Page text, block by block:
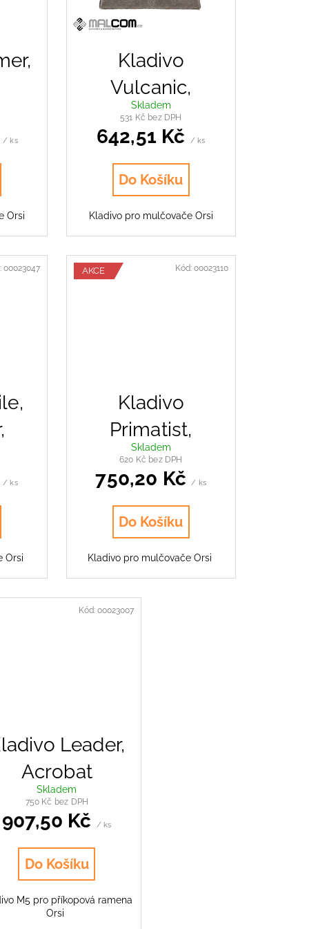
/ ks
Orsi
Kladivo
Vulcanic,
Competition,
Comfort
Skladem
531 Kč bez DPH
642,51 Kč / ks
Do Košíku
Kladivo pro mulčovače Orsi
/ ks
Orsi
00023047 AKCE
Kladivo
Primatist,
Superior
Skladem
620 Kč bez DPH
750,20 Kč/ ks
Do Košíku
Kladivo pro mulčovače Orsi
Kód: 00023110
Leader,
Acrobat
Skladem
750 Kč bez DPH
907,50 Kč / ks
Do Košíku
M5 pro příkopová ramena
Orsi
Kód:00023007